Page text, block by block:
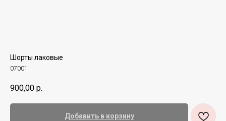
Шорты лаковые
07001
900,00 р.
Добавить в корзину